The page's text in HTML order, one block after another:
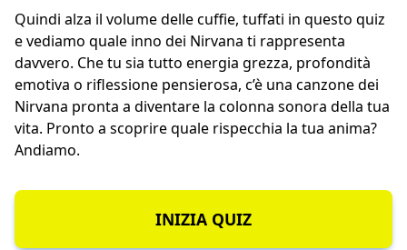
Quindi alza il volume delle cuffie, tuffati in questo quiz
e vediamo quale inno dei Nirvana ti rappresenta
davvero. Che tu sia tutto energia grezza, profondità
emotiva o riflessione pensierosa, c’è una canzone dei
Nirvana pronta a diventare la colonna sonora della tua
vita. Pronto a scoprire quale rispecchia la tua anima?
Andiamo.
INIZIA QUIZ